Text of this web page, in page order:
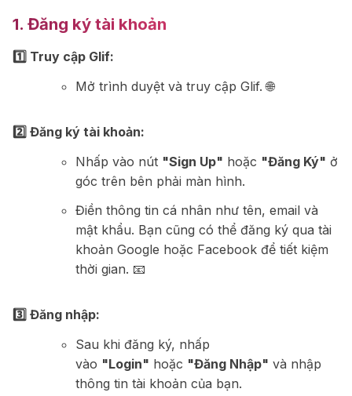
1. Đăng ký tài khoản
1️⃣ Truy cập Glif:
Mở trình duyệt và truy cập Glif. 🌐
2️⃣ Đăng ký tài khoản:
Nhấp vào nút "Sign Up" hoặc "Đăng Ký" ở
góc trên bên phải màn hình.
Điền thông tin cá nhân như tên, email và
mật khẩu. Bạn cũng có thể đăng ký qua tài
khoản Google hoặc Facebook để tiết kiệm
thời gian. 📧
3️⃣ Đăng nhập:
Sau khi đăng ký, nhấp
vào "Login" hoặc "Đăng Nhập" và nhập
thông tin tài khoản của bạn.